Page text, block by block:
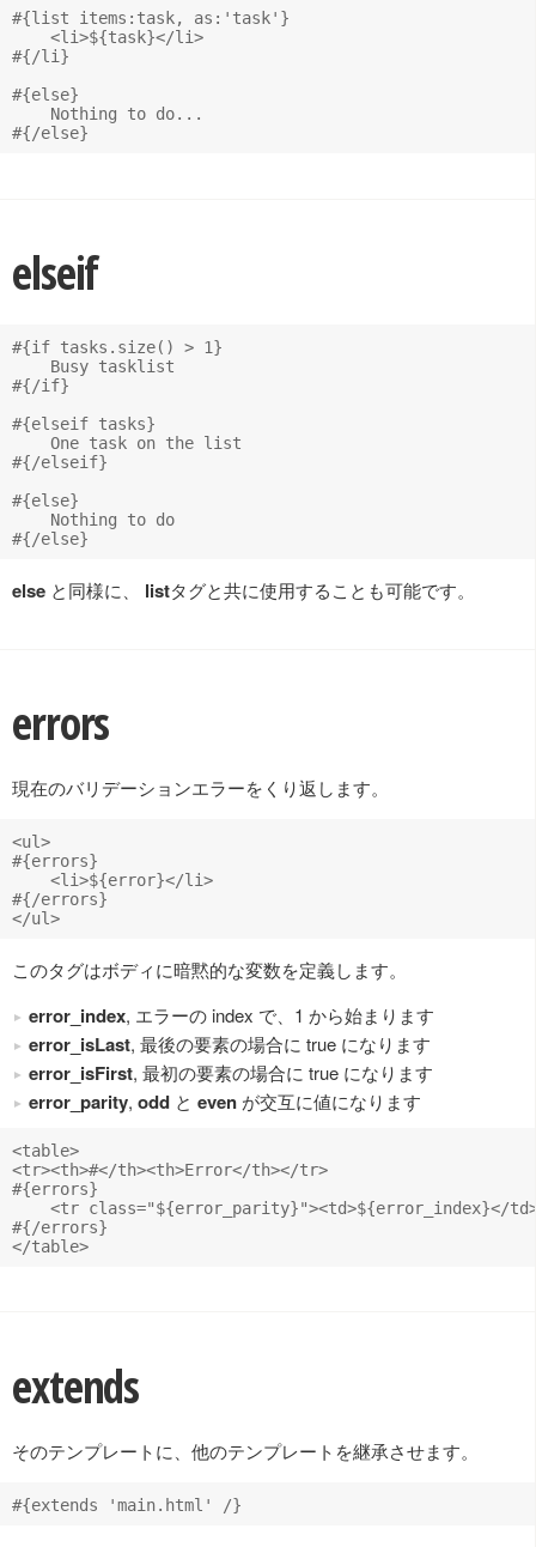
#{list items:task, as:'task'}
    <li>${task}</li>
#{/li}
#{else}
    Nothing to do...
elseif
#{if tasks.size() > 1}
    Busy tasklist
#{/if}
#{elseif tasks}
    One task on the list
#{/elseif}
#{else}
    Nothing to do
else と同様に、 listタグと共に使用することも可能です。
errors
現在のバリデーションエラーをくり返します。
<ul>
#{errors}
    <li>${error}</li>
#{/errors}
このタグはボディに暗黙的な変数を定義します。
error_index, エラーの index で、1 から始まります
error_isLast, 最後の要素の場合に true になります
error_isFirst, 最初の要素の場合に true になります
error_parity, odd と even が交互に値になります
<table>
<tr><th>#</th><th>Error</th></tr>
#{errors}
<tr class="${error_parity}"><td>${error_index}</
#{/errors}
extends
そのテンプレートに、他のテンプレートを継承させます。